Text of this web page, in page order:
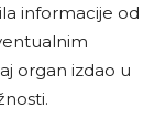
informacije od
organ izdao u